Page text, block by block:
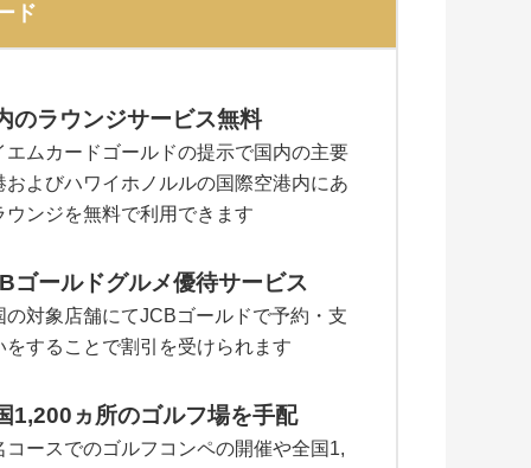
ド
のラウンジサービス無料
エムカードゴールドの提示で国内の主要
およびハワイホノルルの国際空港内にあ
ウンジを無料で利用できます
ゴールドグルメ優待サービス
の対象店舗にてJCBゴールドで予約・支
をすることで割引を受けられます
1,200ヵ所のゴルフ場を手配
コースでのゴルフコンペの開催や全国1,